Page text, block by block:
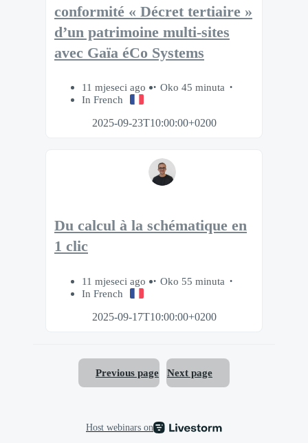
conformité « Décret tertiaire »
d’un patrimoine multi-sites
avec Gaïa éCo Systems
11 mjeseci ago
Oko 45 minuta
In French
2025-09-23T10:00:00+0200
Du calcul à la schématique en
1 clic
11 mjeseci ago
Oko 55 minuta
In French
2025-09-17T10:00:00+0200
Previous page Next page
Host webinars on